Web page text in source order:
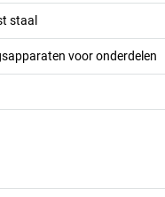
staal
voor onderdelen